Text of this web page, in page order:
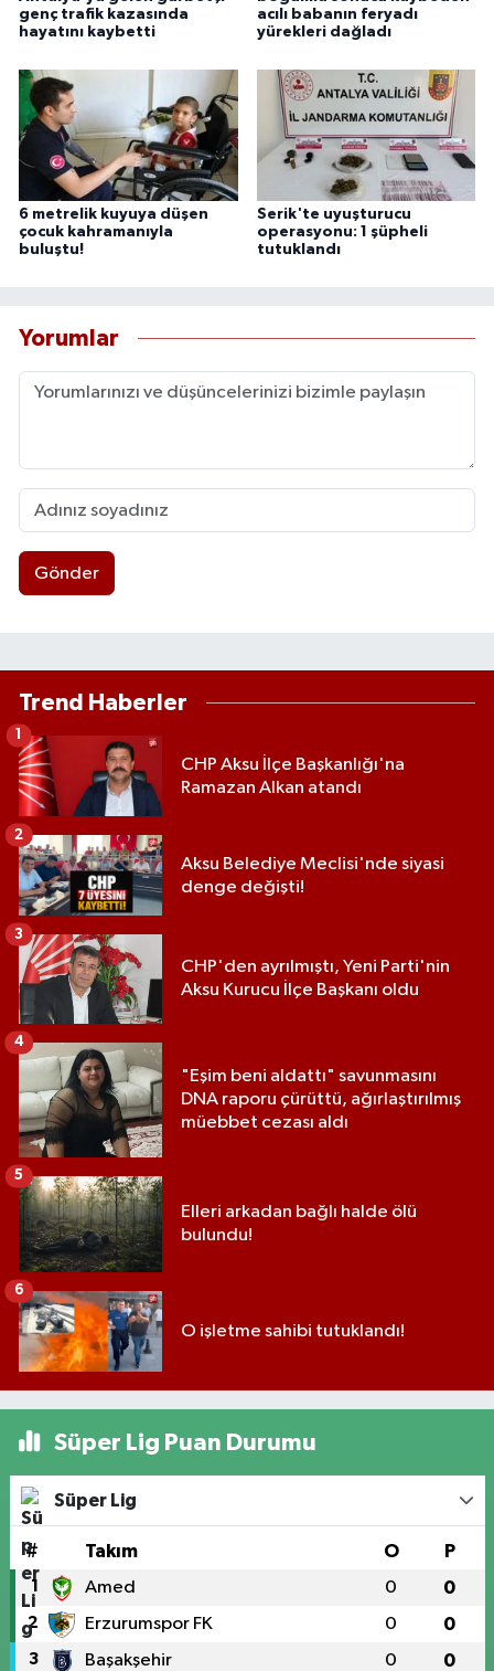
genç trafik kazasında
hayatını kaybetti
acılı babanın feryadı
yürekleri dağladı
6 metrelik kuyuya düşen
çocuk kahramanıyla
buluştu!
Serik'te uyuşturucu
operasyonu: 1 şüpheli
tutuklandı
Yorumlar
Gönder
Trend Haberler
CHP Aksu İlçe Başkanlığı'na
Ramazan Alkan atandı
1
Aksu Belediye Meclisi'nde siyasi
denge değişti!
2
CHP'den ayrılmıştı, Yeni Parti'nin
Aksu Kurucu İlçe Başkanı oldu
3
"Eşim beni aldattı" savunmasını
DNA raporu çürüttü, ağırlaştırılmış
müebbet cezası aldı
4
Elleri arkadan bağlı halde ölü
bulundu!
5
O işletme sahibi tutuklandı!
6
Süper Lig Puan Durumu
Süper Lig
# Takım O P
1 Amed 0 0
2 Erzurumspor FK 0 0
3 Başakşehir 0 0